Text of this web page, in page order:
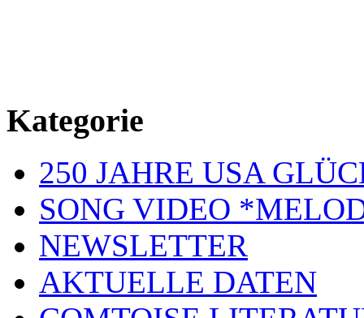
Kategorie
250 JAHRE USA
SONG VIDEO
NEWSLETTER
AKTUELLE DATEN